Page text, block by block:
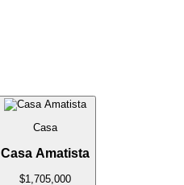
Casa
Casa Amatista
$1,705,000